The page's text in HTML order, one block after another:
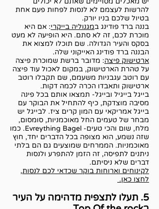
להרשות לעצמם לא לנסות לפחות פעם אחת
בטיול שלכם בניו יורק.
בננה ברד פודינג במגנוליה בייקרי: אם היא
מוכרת לכם, זה לא סתם. היא הופיעה לא מעט
בסקס והעיר הגדולה. שם תוכלו למצוא את
הבננה ברד פודינג האייקוני שלה.
ארטישוק פיצה: מדובר ברשת שמוכרת פיצה
על טהרת הארטישוק, במקום לאכול עוד פיצה
עם רוטב עגבניות משעמם, שם תקבלו רוטב
ארטישוק ותאבדו הכרה לכמה דקות.
בייגל בייגיל ובייגל- תמצאו אותם בכל פינה
מסיבה מוצדקת, כיף להתחיל את הבוקר עם
בייגל אמריקאי עם המון קרים ציז. לבייגל יש
מבחר של טעמים החל מאוכמניות, סומסום,
מלח, שום והכי טעים- Evreything Bagel. כמו
שזה נשמע, הוא מצופה בכל הדברים יחד, חוץ
מאוכמניות. הממרחים שמוצעים גם הם בלתי
ניתנים לתפיסה, זה הזמן להתפרע ולנסות
דברים שלא ניסיתם.
לקינוחים וארוחות בוקר שכדאי לכם לנסות,
לחצו כאן.
5. תעלו לתצפית מדהימה על העיר